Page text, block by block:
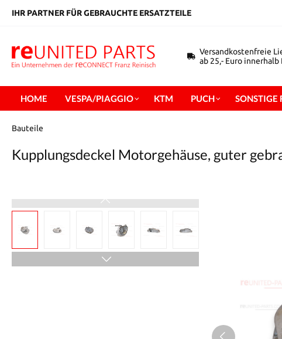
springen
IHR PARTNER FÜR GEBRAUCHTE ERSATZTEILE
Versandkostenfreie
ab 25,- Euro innerhalb
HOME VESPA/PIAGGIO KTM PUCH SONSTIGE
Bauteile
Kupplungsdeckel Motorgehäuse, guter